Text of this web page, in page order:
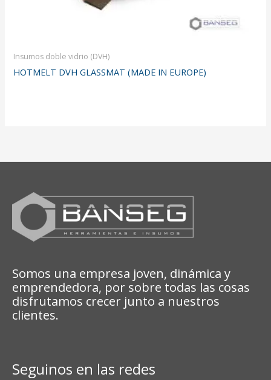
Insumos doble vidrio (DVH)
HOTMELT DVH GLASSMAT (MADE IN EUROPE)
Somos una empresa joven, dinámica y
emprendedora, por sobre todas las cosas
disfrutamos crecer junto a nuestros
clientes.
Seguinos en las redes